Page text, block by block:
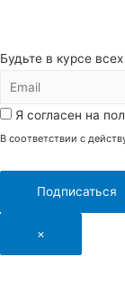
Будьте в курсе
Я согласен на
В соответствии с
Подписаться
×